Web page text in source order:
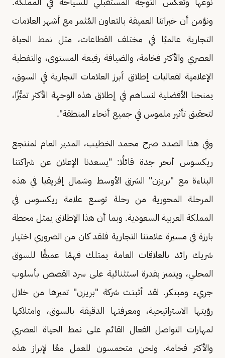
ونؤمن أن خبراتنا العميقة بالتعاون المُثمر مع أشهر العلامات
التجارية عالميًا في مختلف القطاعات، مثل نمط الحياة
العصري والأكثر فخامة، والضيافة رفيعة المستوى، والتغطية
الإعلامية لفعاليات إطلاق أبرز العلامات التجارية في السوق،
يمنحنا الأفضلية لنساهم في إطلاق هذه الوجهة الأكثر تميُّزًا،
لتحقيق تأثير ملموس في جميع أنحاء المنطقة".
وفي هذا الصدد صرح محمد الخطيب، المدير العام لمنتجع
ريكسوس أبحر جدة قائلًا: "يسعدنا الإعلان عن شراكتنا
البناءة مع "بريزن" الشرق الأوسط وشمال إفريقيا في هذه
المرحلة المحورية من رحلة توسع علامة ريكسوس في
المملكة العربية السعودية. وبما أن هذا الإطلاق يمثل محطة
بارزة في مسيرة علامتنا التجارية فلقد كان من الضروري اختيار
شريك رائد بالعلاقات العامة يمتلك فهمًا عميقًا للسوق
المحلي، ويتميز بقدرة استثنائية على سرد القصص بأسلوب
جريء ومبتكر. لقد أثبتت شركة "بريزن" تميزها من خلال
رؤيتها الاستراتيجية، ومعرفتها الدقيقة بالسوق، وامتلاكها
لمهارات التواصل الفعال القائم على نمط الحياة العصري
والأكثر فخامة. ونحن متحمسون للعمل معًا لإبراز هذه